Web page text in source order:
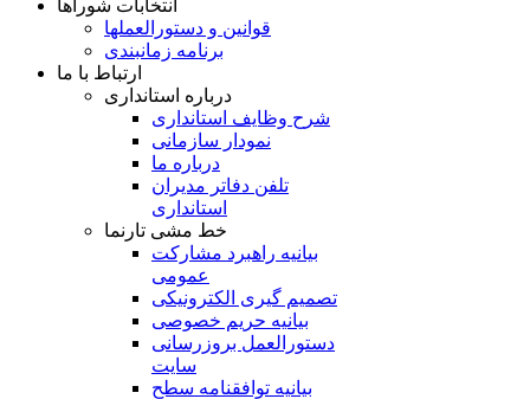
انتخابات شوراها
قوانین و دستورالعملها
برنامه زمانبندی
ارتباط با ما
درباره استانداری
شرح وظایف استانداری
نمودار سازمانی
درباره ما
تلفن دفاتر مدیران
استانداری
خط مشی تارنما
بیانیه راهبرد مشارکت
عمومی
تصمیم گیری الکترونیکی
بیانیه حریم خصوصی
دستورالعمل بروزرسانی
سایت
بیانیه توافقنامه سطح